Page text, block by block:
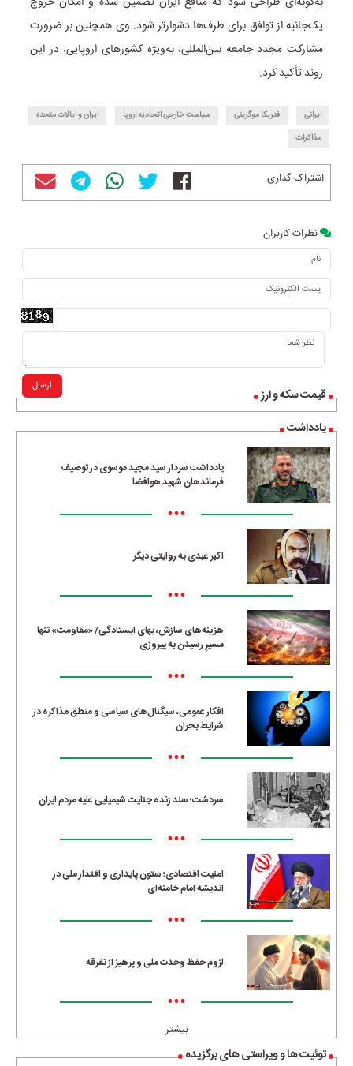
قیمت سکه و ارز
یادداشت
یادداشت سردار سید مجید موسوی در توصیف
فرماندهان شهید هوافضا
•••
اکبر عبدی به روایتی دیگر
•••
هزینه‌های سازش، بهای ایستادگی/ «مقاومت» تنها
مسیرِ رسیدن به پیروزی
•••
افکار عمومی، سیگنال‌های سیاسی و منطق مذاکره در
شرایط بحران
•••
سردشت؛ سند زنده جنایت شیمیایی علیه مردم ایران
•••
امنیت اقتصادی؛ ستون پایداری و اقتدار ملی در
اندیشه امام خامنه‌ای
•••
لزوم حفظ وحدت ملی و پرهیز از تفرقه
•••
بیشتر
توئیت ها و ویراستی های برگزیده
یک‌جانبه از توافق برای طرف‌ها دشوارتر شود. وی همچنین بر ضرورت
مشارکت مجدد جامعه بین‌المللی، به‌ویژه کشورهای اروپایی، در این
روند تأکید کرد.
ایرانی فدریکا موگرینی سیاست خارجی اتحادیه اروپا
ایران و ایالات متحده
مذاکرات
اشتراک گذاری
نظرات کاربران
ارسال